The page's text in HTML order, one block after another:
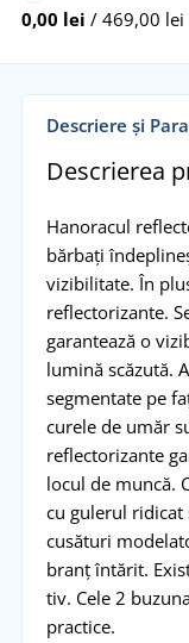
0,00 lei / 469,00 lei
Descriere și
Descrierea
Hanoracul
bărbați
vizibilitate. În
reflectorizante.
garantează o
lumină scăzută.
segmentate pe
curele de umăr
reflectorizante
locul de muncă.
cu gulerul ridicat
cusături
branț întărit.
tiv. Cele 2
practice.